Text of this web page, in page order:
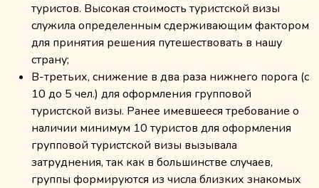
туристов. Высокая стоимость туристской визы
служила определенным сдерживающим фактором
для принятия решения путешествовать в нашу
страну;
В-третьих, снижение в два раза нижнего порога (с
10 до 5 чел.) для оформления групповой
туристской визы. Ранее имевшееся требование о
наличии минимум 10 туристов для оформления
групповой туристской визы вызывала
затруднения, так как в большинстве случаев,
группы формируются из числа близких знакомых